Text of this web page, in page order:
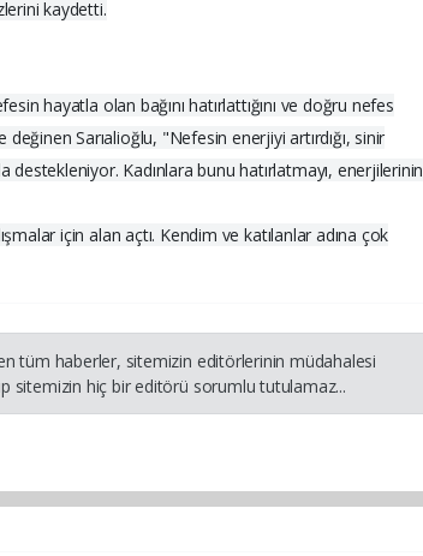
kaydetti.
hayatla olan bağını hatırlattığını ve doğru nefes
Sarıalioğlu, "Nefesin enerjiyi artırdığı, sinir
Kadınlara bunu hatırlatmayı, enerjilerinin
için alan açtı. Kendim ve katılanlar adına çok
tüm haberler, sitemizin editörlerinin müdahalesi
sitemizin hiç bir editörü sorumlu tutulamaz...